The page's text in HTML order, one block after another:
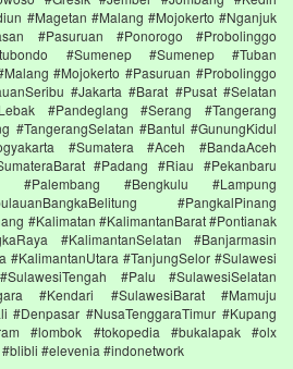
#Magetan #Malang #Mojokerto #Nganjuk
#Pasuruan #Ponorogo #Probolinggo
#Sumenep #Sumenep #Tuban
#Mojokerto #Pasuruan #Probolinggo
#Jakarta #Barat #Pusat #Selatan
#Pandeglang #Serang #Tangerang
#TangerangSelatan #Bantul #GunungKidul
#Sumatera #Aceh #BandaAceh
#Padang #Riau #Pekanbaru
#Palembang #Bengkulu #Lampung
#PangkalPinang
#Kalimatan #KalimantanBarat #Pontianak
#KalimantanSelatan #Banjarmasin
#KalimantanUtara #TanjungSelor #Sulawesi
#Palu #SulawesiSelatan
#Kendari #SulawesiBarat #Mamuju
#Denpasar #NusaTenggaraTimur #Kupang
#lombok #tokopedia #bukalapak #olx
#elevenia #indonetwork